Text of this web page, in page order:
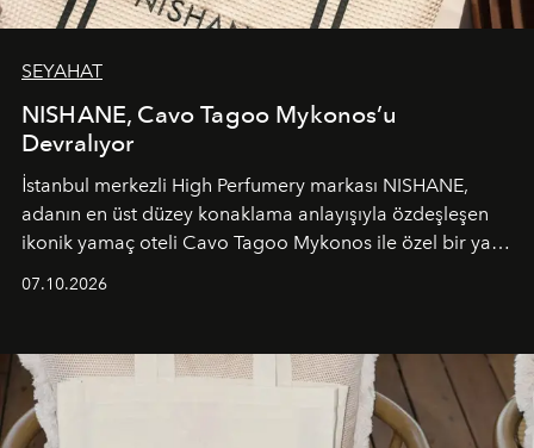
SEYAHAT
NISHANE, Cavo Tagoo Mykonos’u
Devralıyor
İstanbul merkezli High Perfumery markası NISHANE,
adanın en üst düzey konaklama anlayışıyla özdeşleşen
ikonik yamaç oteli Cavo Tagoo Mykonos ile özel bir yaz
buluşturarak markanın Cavo Tagoo’daki varlığını
sürükleyici ve mevsime özel bir deneyime dönüştürüyor.
07.10.2026